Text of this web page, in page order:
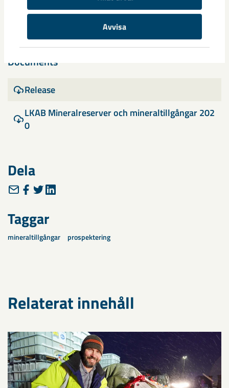
Avvisa
Documents
Release
LKAB Mineralreserver och mineraltillgångar 202
0
Dela
Taggar
mineraltillgångar prospektering
Relaterat innehåll